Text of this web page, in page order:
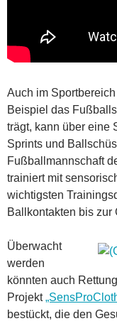
Auch im
Beispiel das
trägt, kann über eine
Sprints und
Fußballmannschaft
trainiert mit
wichtigsten
Ballkontakten bis zur
Überwacht
werden
könnten auch
Projekt
bestückt, die den